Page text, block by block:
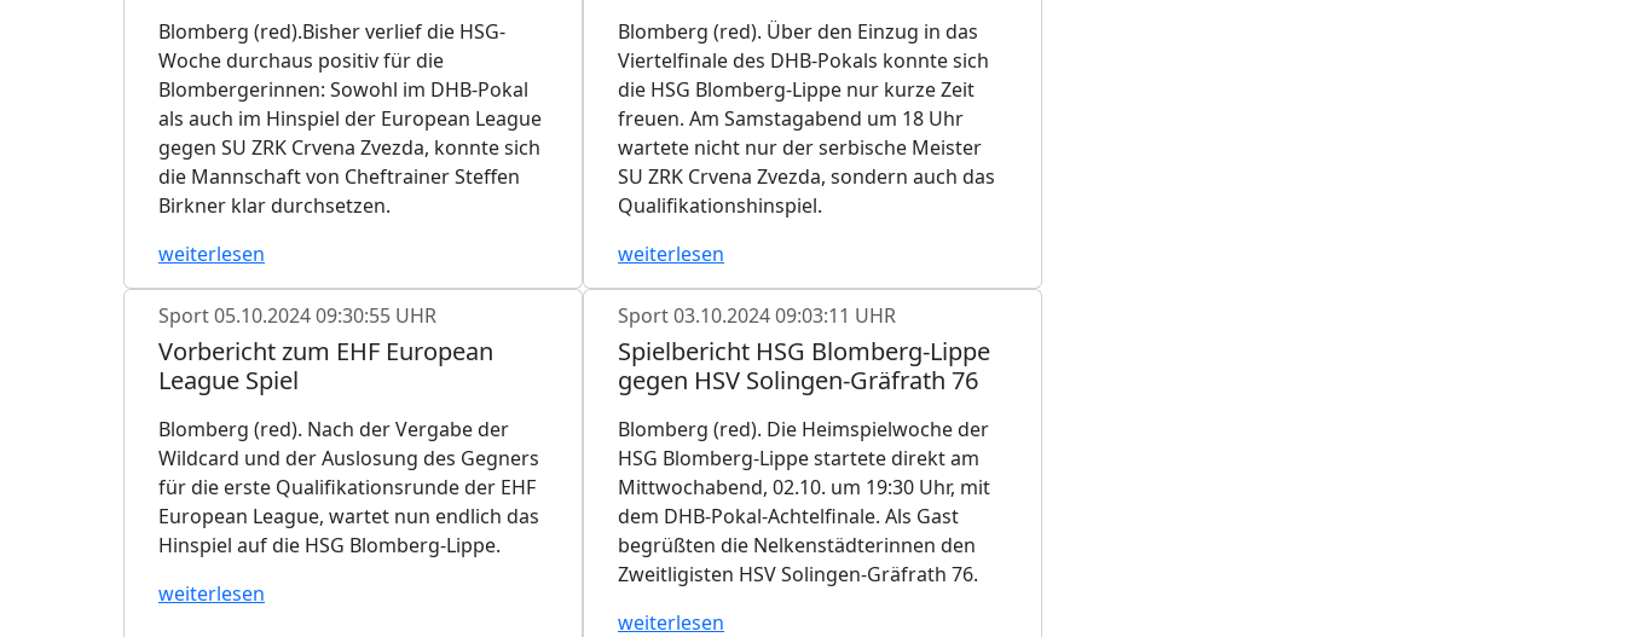
Blomberg (red).Bisher verlief die HSG-
Woche durchaus positiv für die
Blombergerinnen: Sowohl im DHB-Pokal
als auch im Hinspiel der European League
gegen SU ZRK Crvena Zvezda, konnte sich
die Mannschaft von Cheftrainer Steffen
Birkner klar durchsetzen.
weiterlesen
Blomberg (red). Über den Einzug in das
Viertelfinale des DHB-Pokals konnte sich
die HSG Blomberg-Lippe nur kurze Zeit
freuen. Am Samstagabend um 18 Uhr
wartete nicht nur der serbische Meister
SU ZRK Crvena Zvezda, sondern auch das
Qualifikationshinspiel.
weiterlesen
Sport05.10.2024 09:30:55 UHR
Vorbericht zum EHF European
League Spiel
Blomberg (red). Nach der Vergabe der
Wildcard und der Auslosung des Gegners
für die erste Qualifikationsrunde der EHF
European League, wartet nun endlich das
Hinspiel auf die HSG Blomberg-Lippe.
weiterlesen
Sport03.10.2024 09:03:11 UHR
Spielbericht HSG Blomberg-Lippe
gegen HSV Solingen-Gräfrath 76
Blomberg (red). Die Heimspielwoche der
HSG Blomberg-Lippe startete direkt am
Mittwochabend, 02.10. um 19:30 Uhr, mit
dem DHB-Pokal-Achtelfinale. Als Gast
begrüßten die Nelkenstädterinnen den
Zweitligisten HSV Solingen-Gräfrath 76.
weiterlesen